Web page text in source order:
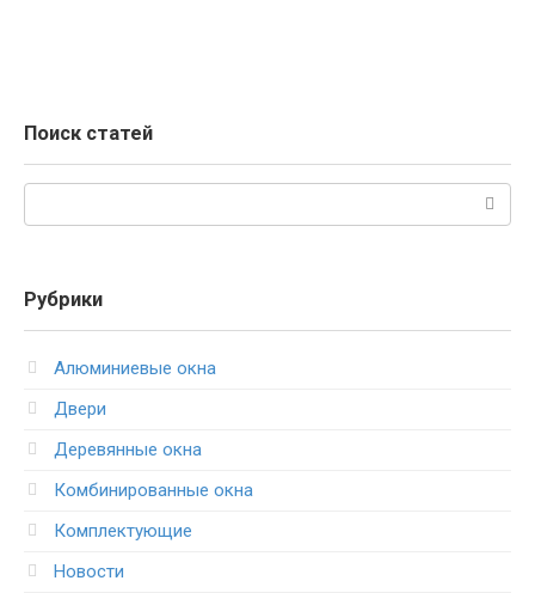
Поиск статей
Рубрики
Алюминиевые окна
Двери
Деревянные окна
Комбинированные окна
Комплектующие
Новости